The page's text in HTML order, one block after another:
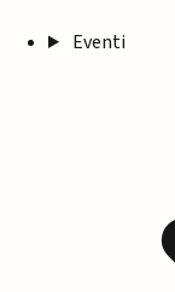
Eventi